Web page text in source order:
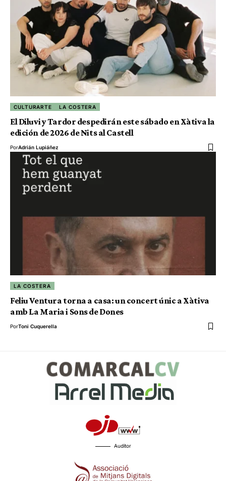
CULTURARTE LA COSTERA
El Diluvi y Tardor despedirán este sábado en Xàtiva la
edición de 2026 de Nits al Castell
PorAdrián Lupiáñez
LA COSTERA
Feliu Ventura torna a casa: un concert únic a Xàtiva
amb La Maria i Sons de Dones
PorToni Cuquerella
Auditor